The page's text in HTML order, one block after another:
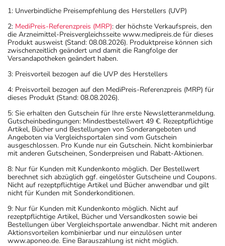
1: Unverbindliche Preisempfehlung des Herstellers (UVP)
2: MediPreis-Referenzpreis (MRP): der höchste Verkaufspreis, den
die Arzneimittel-Preisvergleichsseite www.medipreis.de für dieses
Produkt ausweist (Stand: 08.08.2026). Produktpreise können sich
zwischenzeitlich geändert und damit die Rangfolge der
Versandapotheken geändert haben.
3: Preisvorteil bezogen auf die UVP des Herstellers
4: Preisvorteil bezogen auf den MediPreis-Referenzpreis (MRP) für
dieses Produkt (Stand: 08.08.2026).
5: Sie erhalten den Gutschein für Ihre erste Newsletteranmeldung.
Gutscheinbedingungen: Mindestbestellwert 49 €. Rezeptpflichtige
Artikel, Bücher und Bestellungen von Sonderangeboten und
Angeboten via Vergleichsportalen sind vom Gutschein
ausgeschlossen. Pro Kunde nur ein Gutschein. Nicht kombinierbar
mit anderen Gutscheinen, Sonderpreisen und Rabatt-Aktionen.
8: Nur für Kunden mit Kundenkonto möglich. Der Bestellwert
berechnet sich abzüglich ggf. eingelöster Gutscheine und Coupons.
Nicht auf rezeptpflichtige Artikel und Bücher anwendbar und gilt
nicht für Kunden mit Sonderkonditionen.
9: Nur für Kunden mit Kundenkonto möglich. Nicht auf
rezeptpflichtige Artikel, Bücher und Versandkosten sowie bei
Bestellungen über Vergleichsportale anwendbar. Nicht mit anderen
Aktionsvorteilen kombinierbar und nur einzulösen unter
www.aponeo.de. Eine Barauszahlung ist nicht möglich.